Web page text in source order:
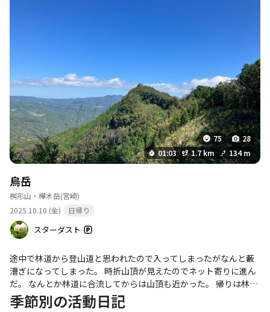
75
28
01:03
1.7 km 134 m
烏岳
桝形山・樺木岳(宮崎)
2025.10.10 (金)
日帰り
スターダスト
途中で林道から登山道と思われたので入ってしまったがなんと藪
漕ぎになってしまった。 時折山頂が見えたのでネット寄りに進ん
だ。 なんとか林道に合流してからは山頂も近かった。 帰りは林道
を歩いたがかなり早く下山できた。
季節別の活動日記